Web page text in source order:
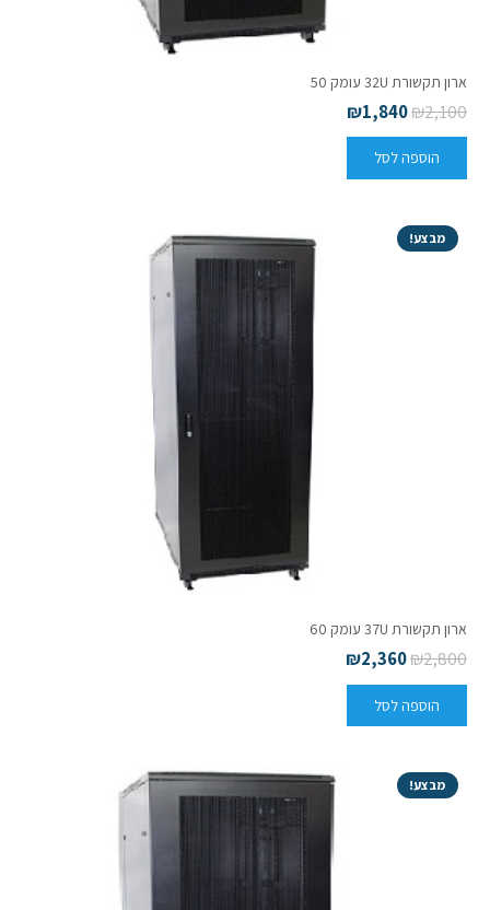
ארון תקשורת 32U עומק 50
₪2,100
₪1,840
הוספה לסל
מבצע!
ארון תקשורת 37U עומק 60
₪2,800
₪2,360
הוספה לסל
מבצע!